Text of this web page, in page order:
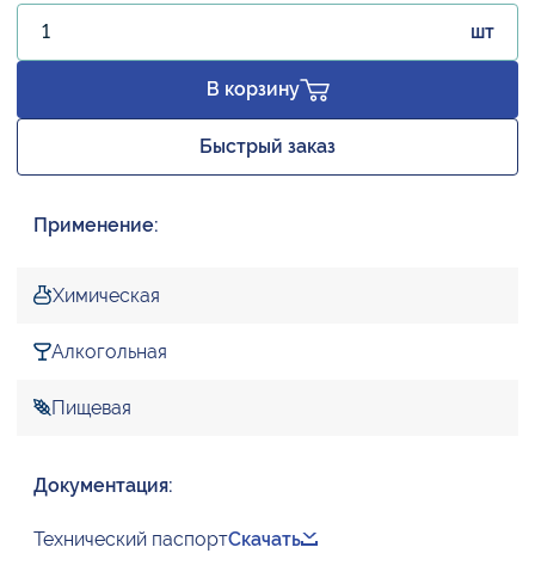
шт
В корзину
Быстрый заказ
Применение:
Химическая
Алкогольная
Пищевая
Документация:
Технический паспортСкачать